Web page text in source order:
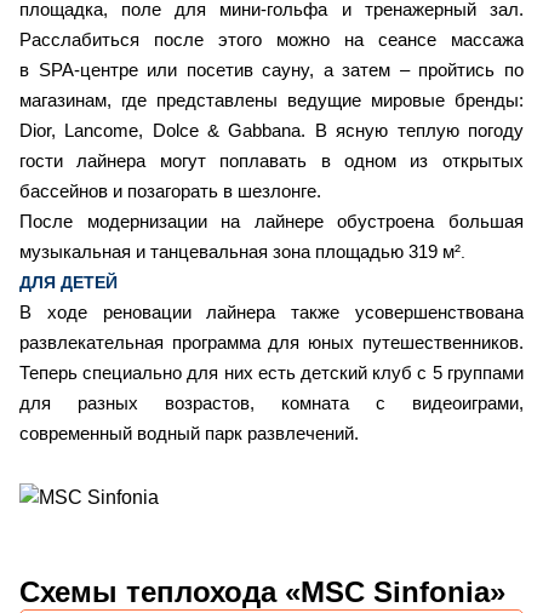
площадка, поле для мини-гольфа и тренажерный зал.
Расслабиться после этого можно на сеансе массажа
в SPA-центре или посетив сауну, а затем – пройтись по
магазинам, где представлены ведущие мировые бренды:
Dior, Lancome, Dolce & Gabbana. В ясную теплую погоду
гости лайнера могут поплавать в одном из открытых
бассейнов и позагорать в шезлонге.
После модернизации на лайнере обустроена большая
музыкальная и танцевальная зона площадью 319 м²
ДЛЯ ДЕТЕЙ
В ходе реновации лайнера также усовершенствована
развлекательная программа для юных путешественников.
Теперь специально для них есть детский клуб с 5 группами
для разных возрастов, комната с видеоиграми,
современный водный парк развлечений.
Схемы теплохода «MSC Sinfonia»